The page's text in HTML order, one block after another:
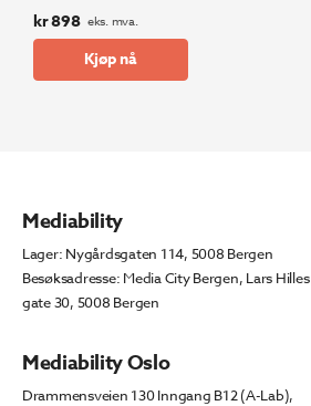
kr898 eks. mva.
Kjøp nå
Mediability
Lager: Nygårdsgaten 114, 5008 Bergen
Besøksadresse: Media City Bergen, Lars Hilles
gate 30, 5008 Bergen
Mediability Oslo
Drammensveien 130 Inngang B12 (A-Lab),